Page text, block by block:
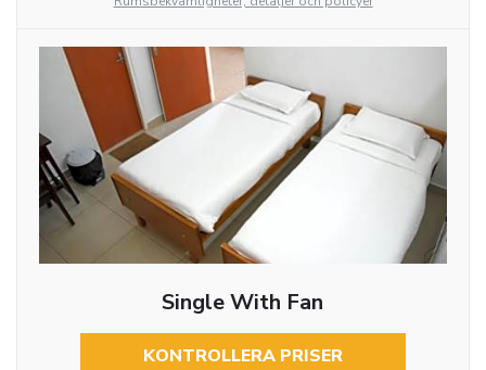
Single With Fan
KONTROLLERA PRISER